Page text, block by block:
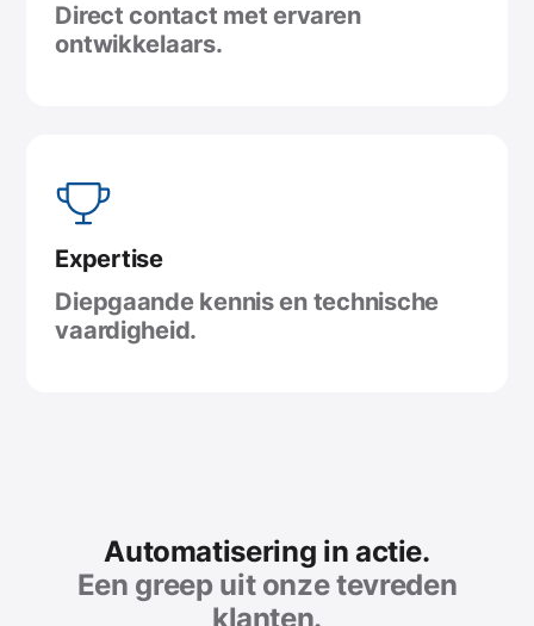
Direct contact met ervaren
ontwikkelaars.
Expertise
Diepgaande kennis en technische
vaardigheid.
Automatisering in actie.
Een greep uit onze tevreden
klanten.